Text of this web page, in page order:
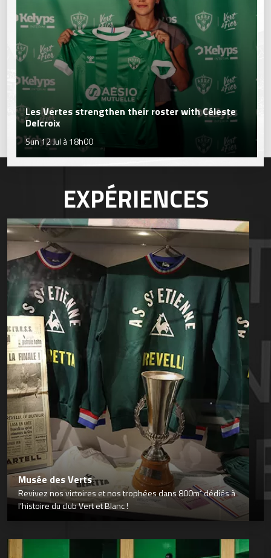
Les Vertes strengthen their roster with Céleste
Delcroix
Sun 12 Jul à 18h00
EXPÉRIENCES
Musée des Verts
Revivez nos victoires et nos trophées dans 800m² dédiés à
l’histoire du club Vert et Blanc !